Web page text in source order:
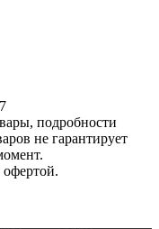
подробности
не гарантирует